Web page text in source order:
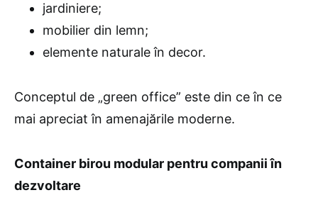
jardiniere;
mobilier din lemn;
elemente naturale în decor.
Conceptul de „green office” este din ce în ce
mai apreciat în amenajările moderne.
Container birou modular pentru companii în
dezvoltare